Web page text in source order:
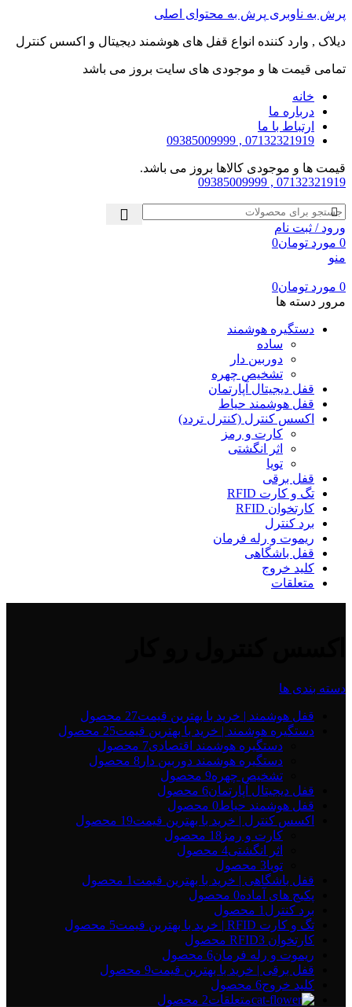
پرش به ناوبری پرش به محتوای اصلی
دیلاک , وارد کننده انواع قفل های هوشمند دیجیتال و اکسس کنترل
تمامی قیمت ها و موجودی های سایت بروز می باشد
خانه
درباره ما
ارتباط با ما
07132321919 , 09385009999
قیمت ها و موجودی کالاها بروز می باشد.
07132321919 , 09385009999
ورود / ثبت نام
0 مورد تومان0
منو
0 مورد تومان0
مرور دسته ها
دستگیره هوشمند
ساده
دوربین دار
تشخیص چهره
قفل دیجیتال آپارتمان
قفل هوشمند حیاط
اکسس کنترل (کنترل تردد)
کارت و رمز
اثر انگشتی
تویا
قفل برقی
تگ و کارت RFID
کارتخوان RFID
برد کنترل
ریموت و رله فرمان
قفل باشگاهی
کلید خروج
متعلقات
دسته بندی ها
قفل هوشمند | خرید با بهترین قیمت27 محصول
دستگیره هوشمند | خرید با بهترین قیمت25 محصول
دستگیره هوشمند اقتصادی7 محصول
دستگیره هوشمند دوربین دار 8 محصول
تشخیص چهره9 محصول
قفل دیجیتال آپارتمان6 محصول
قفل هوشمند حیاط0 محصول
اکسس کنترل | خرید با بهترین قیمت19 محصول
کارت و رمز 18 محصول
اثر انگشتی4 محصول
تویا3 محصول
قفل باشگاهی | خرید با بهترین قیمت 1 محصول
پکیج های آماده0 محصول
برد کنترل 1 محصول
تگ و کارت RFID | خرید با بهترین قیمت
5 محصول
کارتخوان RFID 3 محصول
ریموت و رله فرمان6 محصول
قفل برقی | خرید با بهترین قیمت9 محصول
کلید خروج6 محصول
متعلقات2 محصول